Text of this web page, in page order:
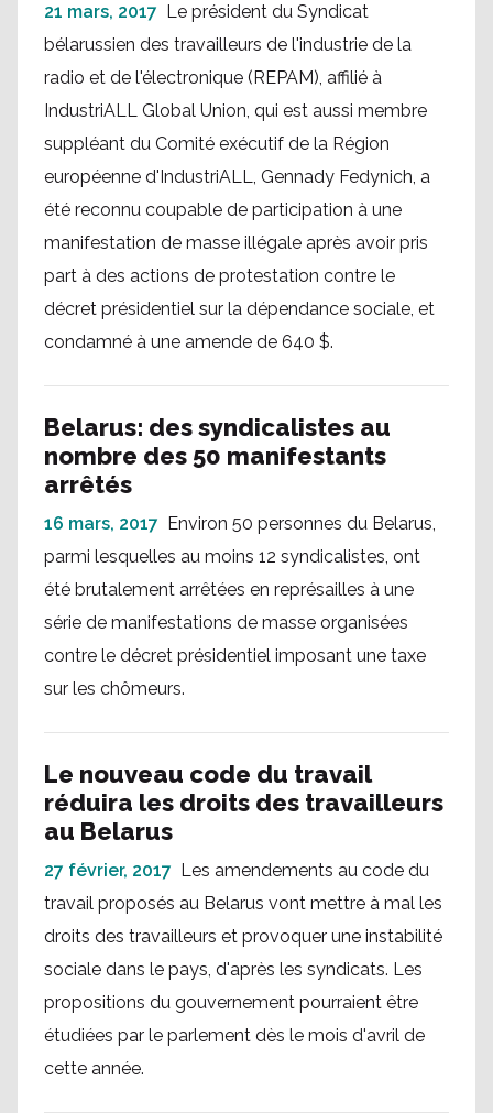
21 mars, 2017 Le président du Syndicat
bélarussien des travailleurs de l'industrie de la
radio et de l'électronique (REPAM), affilié à
IndustriALL Global Union, qui est aussi membre
suppléant du Comité exécutif de la Région
européenne d'IndustriALL, Gennady Fedynich, a
été reconnu coupable de participation à une
manifestation de masse illégale après avoir pris
part à des actions de protestation contre le
décret présidentiel sur la dépendance sociale, et
condamné à une amende de 640 $.
Belarus: des syndicalistes au
nombre des 50 manifestants
arrêtés
16 mars, 2017 Environ 50 personnes du Belarus,
parmi lesquelles au moins 12 syndicalistes, ont
été brutalement arrêtées en représailles à une
série de manifestations de masse organisées
contre le décret présidentiel imposant une taxe
sur les chômeurs.
Le nouveau code du travail
réduira les droits des travailleurs
au Belarus
27 février, 2017 Les amendements au code du
travail proposés au Belarus vont mettre à mal les
droits des travailleurs et provoquer une instabilité
sociale dans le pays, d'après les syndicats. Les
propositions du gouvernement pourraient être
étudiées par le parlement dès le mois d'avril de
cette année.